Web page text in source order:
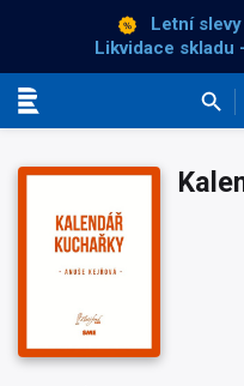
Letní
Likvidace skladu